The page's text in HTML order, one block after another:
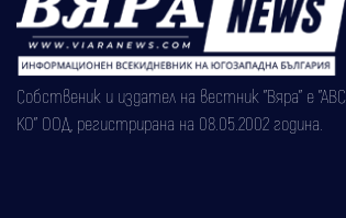
Собственик и издател на вестник "Вяра" е "АВС
КО" ООД, регистрирана на 08.05.2002 година.